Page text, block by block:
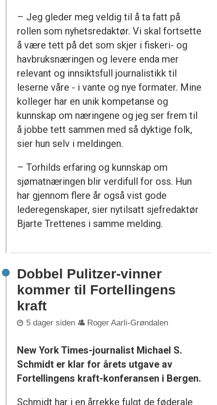
– Jeg gleder meg veldig til å ta fatt på
rollen som nyhetsredaktør. Vi skal fortsette
å være tett på det som skjer i fiskeri- og
havbruksnæringen og levere enda mer
relevant og innsiktsfull journalistikk til
leserne våre - i vante og nye formater. Mine
kolleger har en unik kompetanse og
kunnskap om næringene og jeg ser frem til
å jobbe tett sammen med så dyktige folk,
sier hun selv i meldingen.
– Torhilds erfaring og kunnskap om
sjømatnæringen blir verdifull for oss. Hun
har gjennom flere år også vist gode
lederegenskaper, sier nytilsatt sjefredaktør
Bjarte Trettenes i samme melding.
Dobbel Pulitzer-vinner
kommer til Fortellingens
kraft
5 dager siden Roger Aarli-Grøndalen
New York Times-journalist Michael S.
Schmidt er klar for årets utgave av
Fortellingens kraft-konferansen i Bergen.
Schmidt har i en årrekke fulgt de føderale